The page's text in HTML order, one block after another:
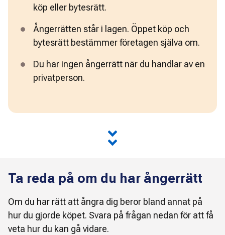
köp eller bytesrätt.
Ångerrätten står i lagen. Öppet köp och
bytesrätt bestämmer företagen själva om.
Du har ingen ångerrätt när du handlar av en
privatperson.
Ta reda på om du har ångerrätt
Om du har rätt att ångra dig beror bland annat på
hur du gjorde köpet. Svara på frågan nedan för att få
veta hur du kan gå vidare.